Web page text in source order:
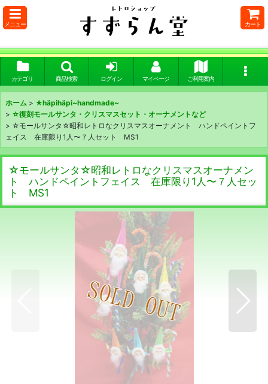
メニュー カート
カテゴリ 商品検索 ログイン マイページ ご利用案内
ホーム > ★häpihäpi~handmade~
> ☆復刻モールサンタ・クリスマスセット・オーナメントなど
> ☆モールサンタ☆昭和レトロなクリスマスオーナメント ハンドペイントフ
ェイス 在庫限り1人〜７人セット MS1
☆モールサンタ☆昭和レトロなクリスマスオーナメン
ト ハンドペイントフェイス 在庫限り1人〜７人セッ
ト MS1